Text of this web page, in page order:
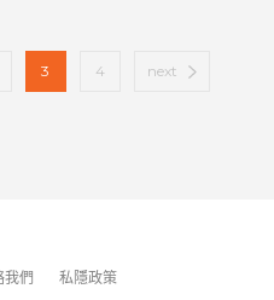
3 4 next
我們 私隱政策